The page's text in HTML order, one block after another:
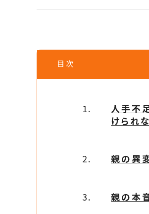
目次
人手不
けられ
親の異
親の本